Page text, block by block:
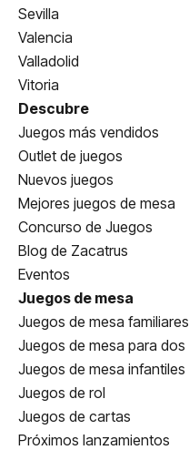
Sevilla
Valencia
Valladolid
Vitoria
Descubre
Juegos más vendidos
Outlet de juegos
Nuevos juegos
Mejores juegos de mesa
Concurso de Juegos
Blog de Zacatrus
Eventos
Juegos de mesa
Juegos de mesa familiares
Juegos de mesa para dos
Juegos de mesa infantiles
Juegos de rol
Juegos de cartas
Próximos lanzamientos